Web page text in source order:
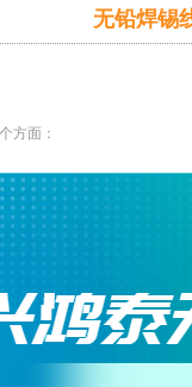
无铅焊锡
方面：